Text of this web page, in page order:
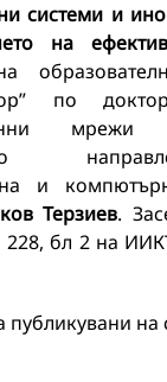
системи и
на
по
и
Терзиев.
228, бл 2 на
публикувани на